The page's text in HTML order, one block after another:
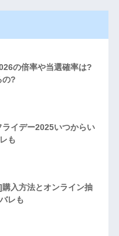
の倍率や当選確率は?
の?
ライデー2025いつからい
も
入方法とオンライン抽
レも